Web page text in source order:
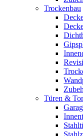
Trockenbau
Türen &